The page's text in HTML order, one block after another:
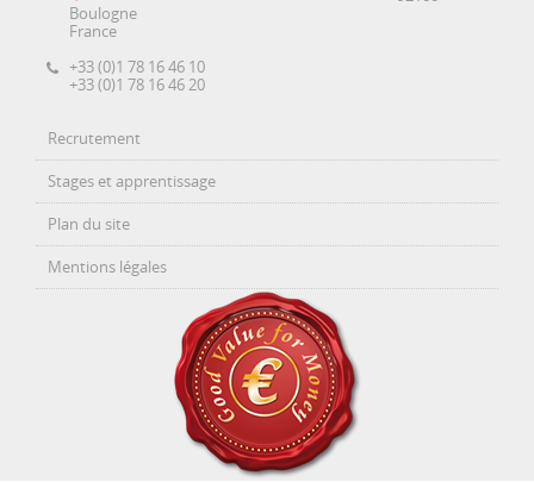
Boulogne
France
+33 (0)1 78 16 46 10
+33 (0)1 78 16 46 20
Recrutement
Stages et apprentissage
Plan du site
Mentions légales